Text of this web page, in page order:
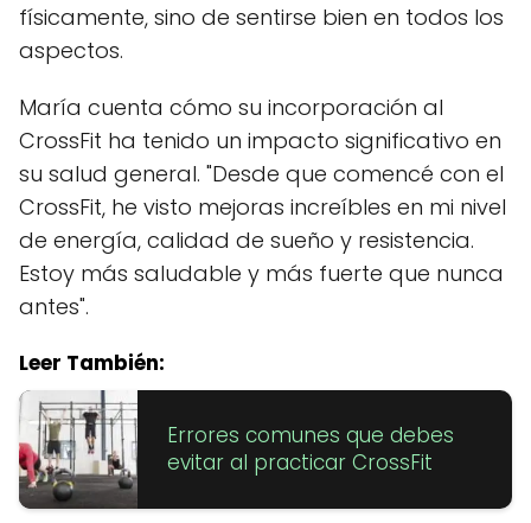
físicamente, sino de sentirse bien en todos los
aspectos.
María cuenta cómo su incorporación al
CrossFit ha tenido un impacto significativo en
su salud general. "Desde que comencé con el
CrossFit, he visto mejoras increíbles en mi nivel
de energía, calidad de sueño y resistencia.
Estoy más saludable y más fuerte que nunca
antes".
Leer También:
Errores comunes que debes
evitar al practicar CrossFit